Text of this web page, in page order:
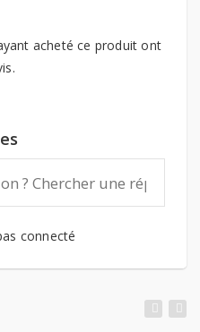
acheté ce produit ont
connecté